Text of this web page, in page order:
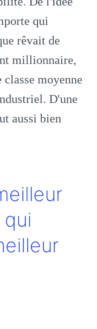
qui
rêvait de
millionnaire,
moyenne
D'une
aussi bien